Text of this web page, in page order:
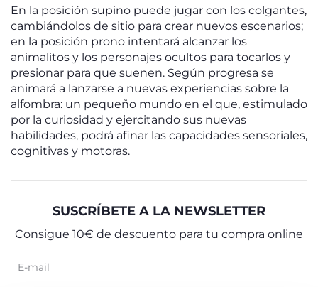
En la posición supino puede jugar con los colgantes,
cambiándolos de sitio para crear nuevos escenarios;
en la posición prono intentará alcanzar los
animalitos y los personajes ocultos para tocarlos y
presionar para que suenen. Según progresa se
animará a lanzarse a nuevas experiencias sobre la
alfombra: un pequeño mundo en el que, estimulado
por la curiosidad y ejercitando sus nuevas
habilidades, podrá afinar las capacidades sensoriales,
cognitivas y motoras.
SUSCRÍBETE A LA NEWSLETTER
Consigue 10€ de descuento para tu compra online
E-mail